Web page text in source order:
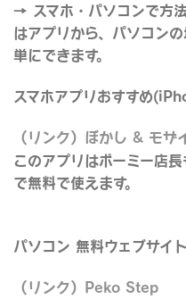
→ スマホ・パソコンで方
はアプリから、パソコン
単にできます。
スマホアプリおすすめ
（リンク）ぼかし & モザ
このアプリはポーミー店
で無料で使えます。
パソコン 無料ウェブサイ
（リンク）Peko Step